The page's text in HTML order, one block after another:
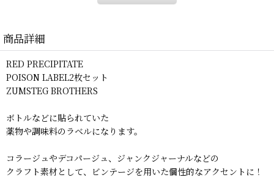
商品詳細
RED PRECIPITATE
POISON LABEL2枚セット
ZUMSTEG BROTHERS
ボトルなどに貼られていた
薬物や調味料のラベルになります。
コラージュやデコパージュ、ジャンクジャーナルなどの
クラフト素材として、ビンテージを用いた個性的なアクセントに！